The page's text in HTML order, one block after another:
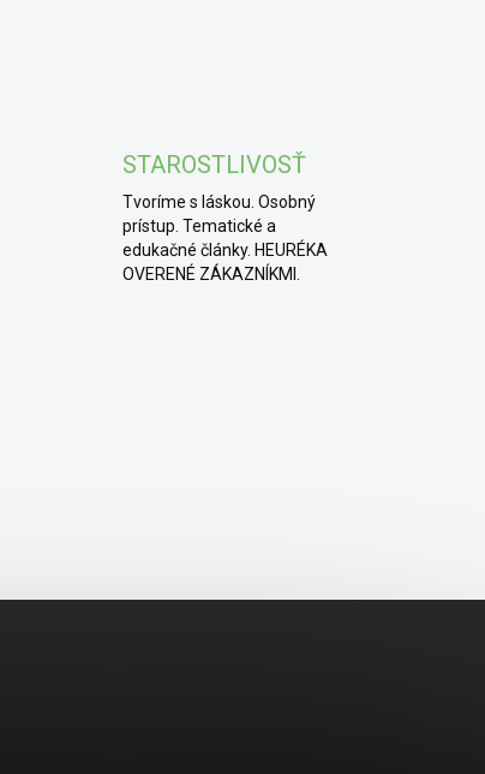
STAROSTLIVOSŤ
Tvoríme s láskou. Osobný
prístup. Tematické a
edukačné články. HEURÉKA
OVERENÉ ZÁKAZNÍKMI.